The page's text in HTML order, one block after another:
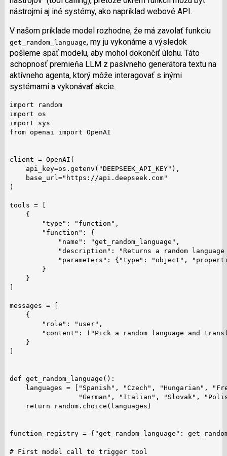
nástrojmi aj iné systémy, ako napríklad webové API.
V našom príklade model rozhodne, že má zavolať funkciu
get_random_language, my ju vykonáme a výsledok
pošleme späť modelu, aby mohol dokončiť úlohu. Táto
schopnosť premieňa LLM z pasívneho generátora textu na
aktívneho agenta, ktorý môže interagovať s inými
systémami a vykonávať akcie.
import random
import os
import sys
from openai import OpenAI
client = OpenAI(
    api_key=os.getenv("DEEPSEEK_API_KEY"),
    base_url="https://api.deepseek.com"
)
tools = [
    {
        "type": "function",
        "function": {
            "name": "get_random_language",
"description": "Returns a random
"parameters": {"type": "object",
        }
    }
messages = [
    {
        "role": "user",
"content": f"Pick a random language and
    }
def get_random_language():
languages = ["Spanish", "Czech", "Hungarian",
"German", "Italian", "Slovak",
    return random.choice(languages)
function_registry = {"get_random_language":
# First model call to trigger tool